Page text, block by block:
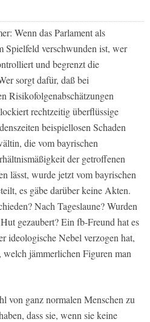
Wenn das Parlament als
Spielfeld verschwunden ist, wer
und begrenzt die
sorgt dafür, daß bei
Risikofolgenabschätzungen
rechtzeitig überflüssige
beispiellosen Schaden
die vom bayrischen
der getroffenen
lässt, wurde jetzt vom bayrischen
es gäbe darüber keine Akten.
Nach Tageslaune? Wurden
gezaubert? Ein fb-Freund hat es
ideologische Nebel verzogen hat,
welch jämmerlichen Figuren man
von ganz normalen Menschen zu
dass sie, wenn sie keine